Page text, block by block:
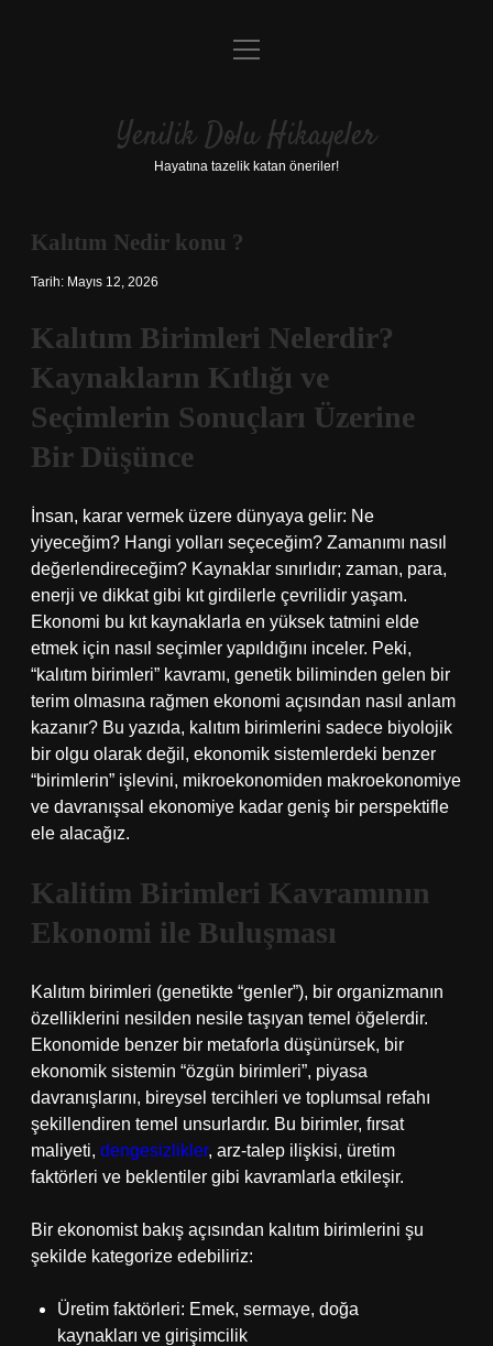
Anasayfa
Yasal Uyarı
menüyü
Yenilik Dolu Hikayeler
Hayatına tazelik katan öneriler!
Kalıtım Nedir konu ?
Tarih: Mayıs 12, 2026
Kalıtım Birimleri Nelerdir?
Kaynakların Kıtlığı ve
Seçimlerin Sonuçları Üzerine
Bir Düşünce
İnsan, karar vermek üzere dünyaya gelir: Ne
yiyeceğim? Hangi yolları seçeceğim? Zamanımı nasıl
değerlendireceğim? Kaynaklar sınırlıdır; zaman, para,
enerji ve dikkat gibi kıt girdilerle çevrilidir yaşam.
Ekonomi bu kıt kaynaklarla en yüksek tatmini elde
etmek için nasıl seçimler yapıldığını inceler. Peki,
“kalıtım birimleri” kavramı, genetik biliminden gelen bir
terim olmasına rağmen ekonomi açısından nasıl anlam
kazanır? Bu yazıda, kalıtım birimlerini sadece biyolojik
bir olgu olarak değil, ekonomik sistemlerdeki benzer
“birimlerin” işlevini, mikroekonomiden makroekonomiye
ve davranışsal ekonomiye kadar geniş bir perspektifle
ele alacağız.
Kalitim Birimleri Kavramının
Ekonomi ile Buluşması
Kalıtım birimleri (genetikte “genler”), bir organizmanın
özelliklerini nesilden nesile taşıyan temel öğelerdir.
Ekonomide benzer bir metaforla düşünürsek, bir
ekonomik sistemin “özgün birimleri”, piyasa
davranışlarını, bireysel tercihleri ve toplumsal refahı
şekillendiren temel unsurlardır. Bu birimler, fırsat
maliyeti, dengesizlikler, arz-talep ilişkisi, üretim
faktörleri ve beklentiler gibi kavramlarla etkileşir.
Bir ekonomist bakış açısından kalıtım birimlerini şu
şekilde kategorize edebiliriz:
Üretim faktörleri: Emek, sermaye, doğa
kaynakları ve girişimcilik